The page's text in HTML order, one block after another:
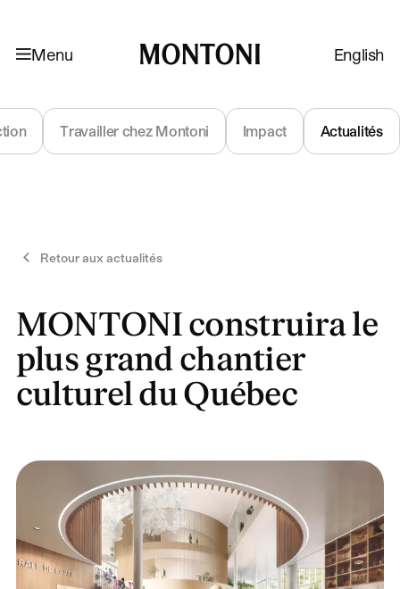
Menu English
Travailler chez Montoni Impact Actualités
Retour aux actualités
MONTONI construira le
plus grand chantier
culturel du Québec